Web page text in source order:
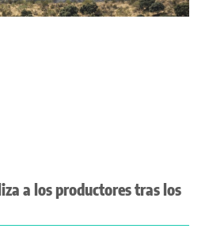
a los productores tras los